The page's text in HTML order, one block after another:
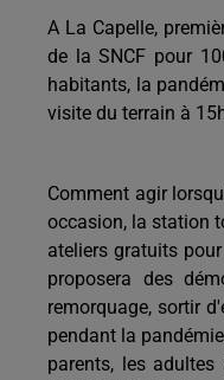
A La Capelle,
de la SNCF pour
habitants, la
visite du terrain à
Comment agir
occasion, la station
ateliers gratuits
proposera des
remorquage, sortir
pendant la
parents, les